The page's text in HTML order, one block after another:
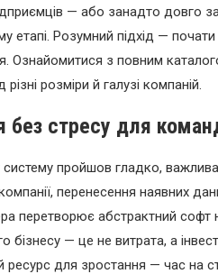
— або занадто довго
етапі. Розумний підхід —
Ознайомитися з повним
різні розміри й галузі компаній.
без стресу для
пройшов гладко,
перенесення наявних
перетворює абстрактний софт
бізнесу — це не витрата, а
ресурс для зростання — час на